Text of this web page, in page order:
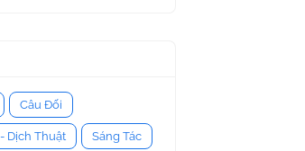
Câu Đối
Dịch Thuật Sáng Tác